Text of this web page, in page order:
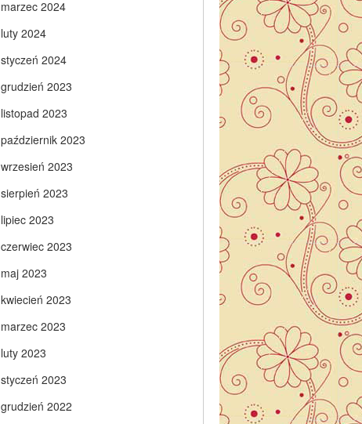
marzec 2024
luty 2024
styczeń 2024
grudzień 2023
listopad 2023
październik 2023
wrzesień 2023
sierpień 2023
lipiec 2023
czerwiec 2023
maj 2023
kwiecień 2023
marzec 2023
luty 2023
styczeń 2023
grudzień 2022